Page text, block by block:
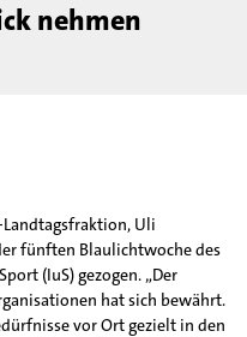
nehmen
Landtagsfraktion, Uli
fünften Blaulichtwoche des
(IuS) gezogen. „Der
hat sich bewährt.
vor Ort gezielt in den